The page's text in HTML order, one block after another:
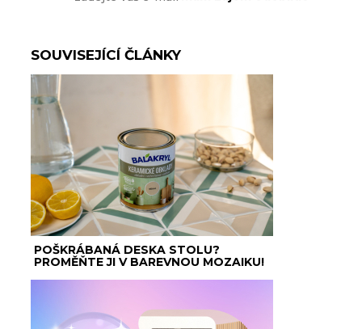
SOUVISEJÍCÍ ČLÁNKY
POŠKRÁBANÁ DESKA STOLU?
PROMĚŇTE JI V BAREVNOU MOZAIKU!